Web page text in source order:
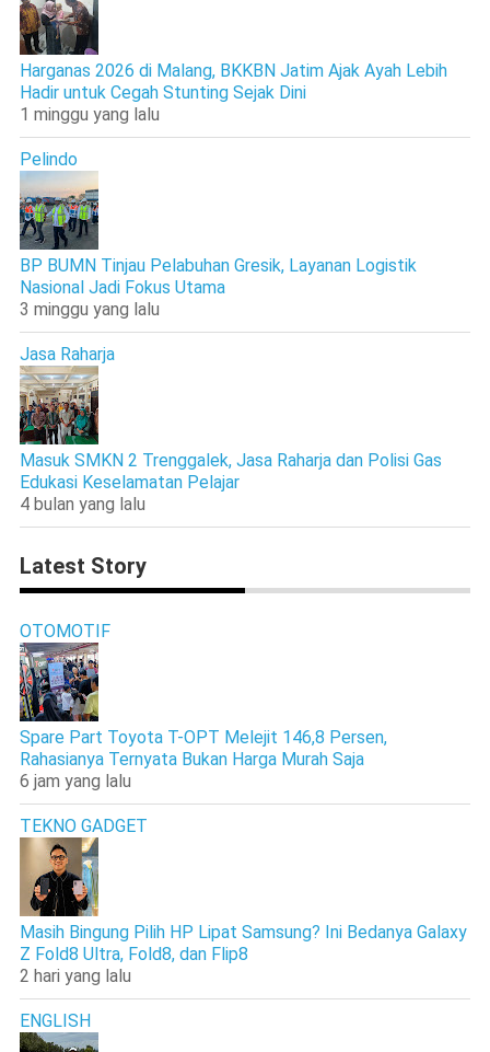
Harganas 2026 di Malang, BKKBN Jatim Ajak Ayah Lebih
Hadir untuk Cegah Stunting Sejak Dini
1 minggu yang lalu
Pelindo
BP BUMN Tinjau Pelabuhan Gresik, Layanan Logistik
Nasional Jadi Fokus Utama
3 minggu yang lalu
Jasa Raharja
Masuk SMKN 2 Trenggalek, Jasa Raharja dan Polisi Gas
Edukasi Keselamatan Pelajar
4 bulan yang lalu
Latest Story
OTOMOTIF
Spare Part Toyota T-OPT Melejit 146,8 Persen,
Rahasianya Ternyata Bukan Harga Murah Saja
6 jam yang lalu
TEKNO GADGET
Masih Bingung Pilih HP Lipat Samsung? Ini Bedanya Galaxy
Z Fold8 Ultra, Fold8, dan Flip8
2 hari yang lalu
ENGLISH